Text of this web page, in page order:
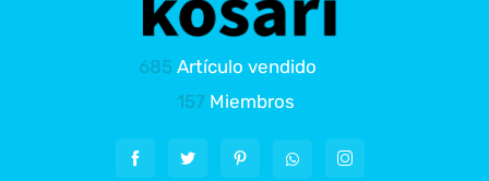
685 Artículo vendido
157 Miembros